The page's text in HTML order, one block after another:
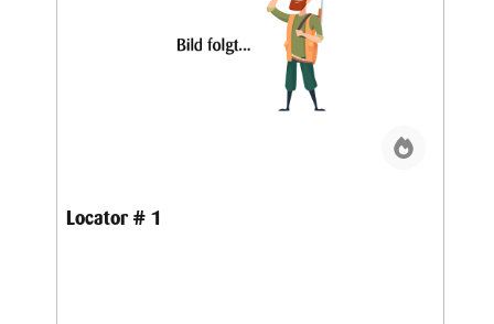
Locator # 1